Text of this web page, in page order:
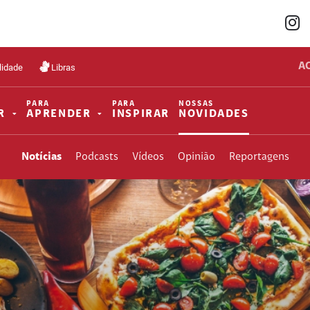
Libras
PARA
APRENDER
PARA
INSPIRAR
NOSSAS
NOVIDADES
Notícias Podcasts Vídeos Opinião Reportagens